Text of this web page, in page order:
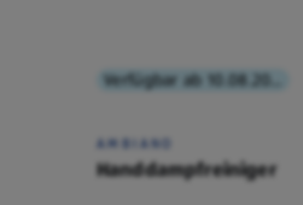
AMBIANO
Handdampfreiniger